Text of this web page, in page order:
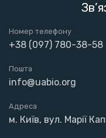
Номер телефону
+38 (097) 780-38-58
Пошта
info@uabio.org
Адреса
м. Київ, вул. Марії